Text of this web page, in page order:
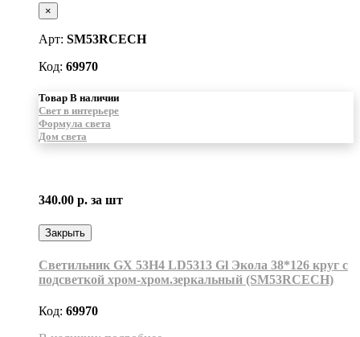
×
Арт: SM53RCECH
Код: 69970
Товар В наличии
Свет в интерьере
Формула света
Дом света
340.00 р. за шт
Закрыть
Светильник GX 53H4 LD5313 Gl Экола 38*126 круг с
подсветкой хром-хром.зеркальный (SM53RCECH)
Код: 69970